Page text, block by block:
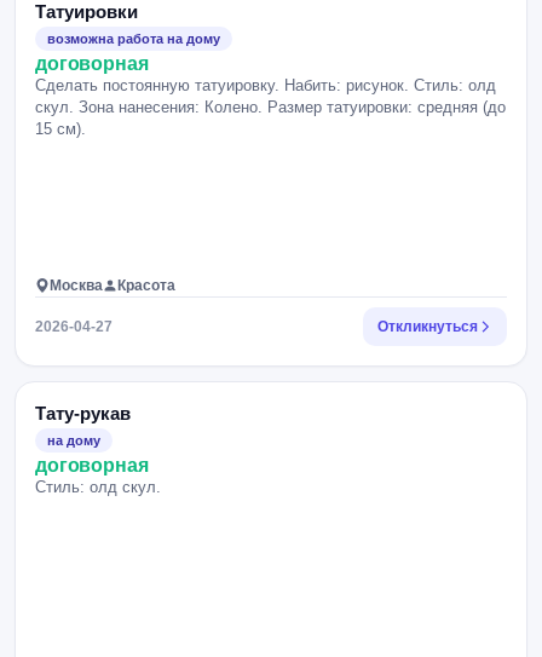
Татуировки
возможна работа на дому
договорная
Сделать постоянную татуировку. Набить: рисунок. Стиль: олд
скул. Зона нанесения: Колено. Размер татуировки: средняя (до
15 см).
Москва Красота
2026-04-27 Откликнуться
Тату-рукав
на дому
договорная
Стиль: олд скул.